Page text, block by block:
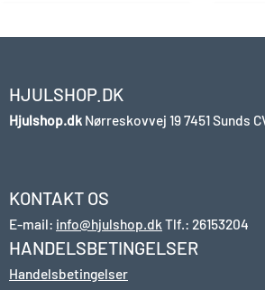
HJULSHOP.DK
Hjulshop.dk Nørreskovvej 197451 Sunds
KONTAKT OS
E-mail: info@hjulshop.dk Tlf.: 26153204
HANDELSBETINGELSER
Handelsbetingelser